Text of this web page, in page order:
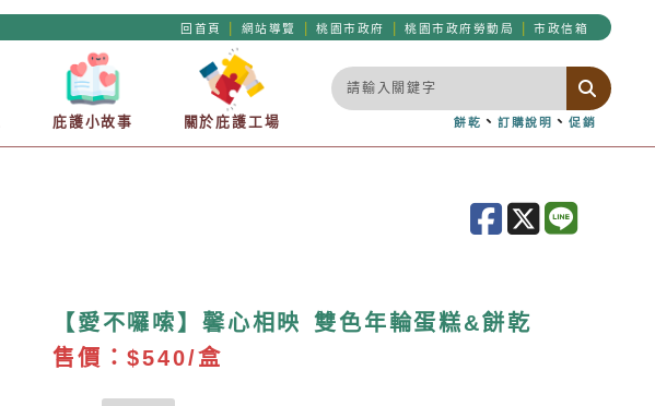
回首頁 網站導覽 桃園市政府 桃園市政府勞動局 市政信箱
庇護小故事 關於庇護工場 餅乾 、訂購說明 、促銷
【愛不囉嗦】馨心相映 雙色年輪蛋糕&餅乾
售價：$540/盒